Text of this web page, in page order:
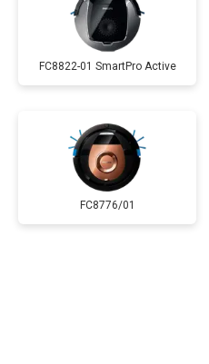
FC8822-01 SmartPro Active
FC8776/01